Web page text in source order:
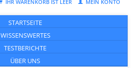
IHR WARENKORB IST LEER MEIN KONTO
STARTSEITE
WISSENSWERTES
TESTBERICHTE
ÜBER UNS